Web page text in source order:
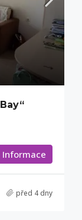
Informace
před 4 dny